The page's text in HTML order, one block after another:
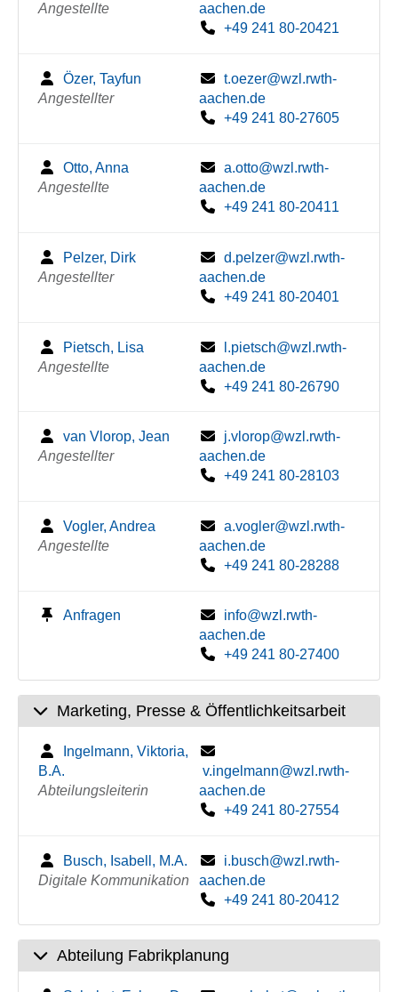
Angestellte
aachen.de
+49 241 80-20421
Özer, Tayfun
Angestellter
t.oezer@wzl.rwth-
aachen.de
+49 241 80-27605
Otto, Anna
Angestellte
a.otto@wzl.rwth-
aachen.de
+49 241 80-20411
Pelzer, Dirk
Angestellter
d.pelzer@wzl.rwth-
aachen.de
+49 241 80-20401
Pietsch, Lisa
Angestellte
l.pietsch@wzl.rwth-
aachen.de
+49 241 80-26790
van Vlorop, Jean
Angestellter
j.vlorop@wzl.rwth-
aachen.de
+49 241 80-28103
Vogler, Andrea
Angestellte
a.vogler@wzl.rwth-
aachen.de
+49 241 80-28288
Anfragen
info@wzl.rwth-
aachen.de
+49 241 80-27400
Marketing, Presse & Öffentlichkeitsarbeit
Ingelmann, Viktoria,
B.A.
Abteilungsleiterin
v.ingelmann@wzl.rwth-
aachen.de
+49 241 80-27554
Busch, Isabell, M.A.
Digitale Kommunikation
i.busch@wzl.rwth-
aachen.de
+49 241 80-20412
Abteilung Fabrikplanung